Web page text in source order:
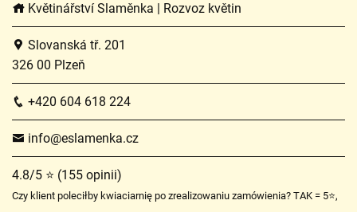
Květinářství Slaměnka | Rozvoz květin
Slovanská tř. 201
326 00 Plzeň
+420 604 618 224
info@eslamenka.cz
4.8/5 ⭐ (155 opinii)
Czy klient poleciłby kwiaciarnię po zrealizowaniu zamówienia? TAK = 5⭐,